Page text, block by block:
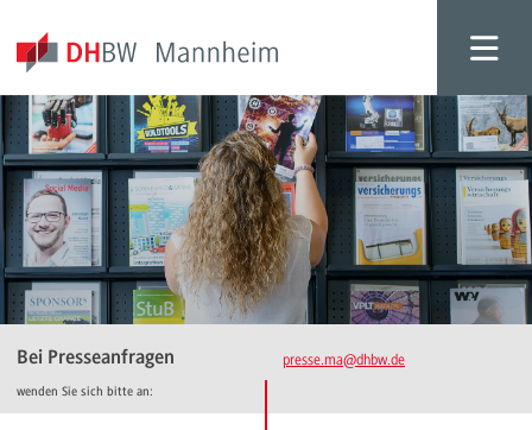
Bei Presseanfragen
wenden Sie sich bitte an:
presse.ma@dhbw.de